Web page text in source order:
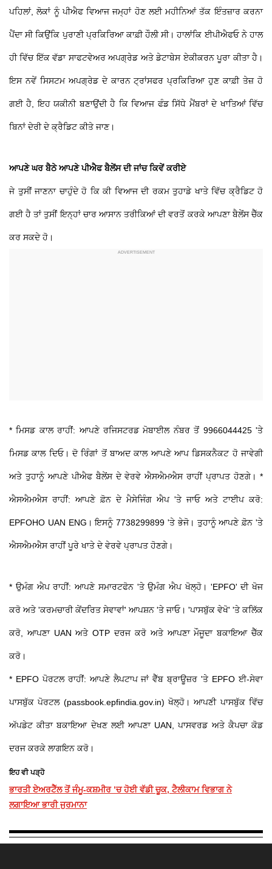
ਪਹਿਲਾਂ, ਲੋਕਾਂ ਨੂੰ ਪੀਐਫ ਵਿਆਜ ਜਮ੍ਹਾਂ ਹੋਣ ਲਈ ਮਹੀਨਿਆਂ ਤੱਕ ਇੰਤਜ਼ਾਰ ਕਰਨਾ
ਪੈਂਦਾ ਸੀ ਕਿਉਂਕਿ ਪੁਰਾਣੀ ਪ੍ਰਕਿਰਿਆ ਕਾਫ਼ੀ ਹੌਲੀ ਸੀ। ਹਾਲਾਂਕਿ ਈਪੀਐਫਓ ਨੇ ਹਾਲ
ਹੀ ਵਿੱਚ ਇੱਕ ਵੱਡਾ ਸਾਫਟਵੇਅਰ ਅਪਗ੍ਰੇਡ ਅਤੇ ਡੇਟਾਬੇਸ ਏਕੀਕਰਨ ਪੂਰਾ ਕੀਤਾ ਹੈ।
ਇਸ ਨਵੇਂ ਸਿਸਟਮ ਅਪਗ੍ਰੇਡ ਦੇ ਕਾਰਨ ਟ੍ਰਾਂਸਫਰ ਪ੍ਰਕਿਰਿਆ ਹੁਣ ਕਾਫ਼ੀ ਤੇਜ਼ ਹੋ
ਗਈ ਹੈ, ਇਹ ਯਕੀਨੀ ਬਣਾਉਂਦੀ ਹੈ ਕਿ ਵਿਆਜ ਫੰਡ ਸਿੱਧੇ ਮੈਂਬਰਾਂ ਦੇ ਖਾਤਿਆਂ ਵਿੱਚ
ਬਿਨਾਂ ਦੇਰੀ ਦੇ ਕ੍ਰੈਡਿਟ ਕੀਤੇ ਜਾਣ।
ਆਪਣੇ ਘਰ ਬੈਠੇ ਆਪਣੇ ਪੀਐਫ ਬੈਲੇਂਸ ਦੀ ਜਾਂਚ ਕਿਵੇਂ ਕਰੀਏ
ਜੇ ਤੁਸੀਂ ਜਾਣਨਾ ਚਾਹੁੰਦੇ ਹੋ ਕਿ ਕੀ ਵਿਆਜ ਦੀ ਰਕਮ ਤੁਹਾਡੇ ਖਾਤੇ ਵਿੱਚ ਕ੍ਰੈਡਿਟ ਹੋ
ਗਈ ਹੈ ਤਾਂ ਤੁਸੀਂ ਇਨ੍ਹਾਂ ਚਾਰ ਆਸਾਨ ਤਰੀਕਿਆਂ ਦੀ ਵਰਤੋਂ ਕਰਕੇ ਆਪਣਾ ਬੈਲੇਂਸ ਚੈੱਕ
ਕਰ ਸਕਦੇ ਹੋ।
* ਮਿਸਡ ਕਾਲ ਰਾਹੀਂ: ਆਪਣੇ ਰਜਿਸਟਰਡ ਮੋਬਾਈਲ ਨੰਬਰ ਤੋਂ9966044425'ਤੇ
ਮਿਸਡ ਕਾਲ ਦਿਓ। ਦੋ ਰਿੰਗਾਂ ਤੋਂ ਬਾਅਦ ਕਾਲ ਆਪਣੇ ਆਪ ਡਿਸਕਨੈਕਟ ਹੋ ਜਾਵੇਗੀ
ਅਤੇ ਤੁਹਾਨੂੰ ਆਪਣੇ ਪੀਐਫ ਬੈਲੇਂਸ ਦੇ ਵੇਰਵੇ ਐਸਐਮਐਸ ਰਾਹੀਂ ਪ੍ਰਾਪਤ ਹੋਣਗੇ। *
ਐਸਐਮਐਸ ਰਾਹੀਂ: ਆਪਣੇ ਫ਼ੋਨ ਦੇ ਮੈਸੇਜਿੰਗ ਐਪ 'ਤੇ ਜਾਓ ਅਤੇ ਟਾਈਪ ਕਰੋ:
EPFOHO UAN ENG। ਇਸਨੂੰ 7738299899 'ਤੇ ਭੇਜੋ। ਤੁਹਾਨੂੰ ਆਪਣੇ ਫ਼ੋਨ 'ਤੇ
ਐਸਐਮਐਸ ਰਾਹੀਂ ਪੂਰੇ ਖਾਤੇ ਦੇ ਵੇਰਵੇ ਪ੍ਰਾਪਤ ਹੋਣਗੇ।
* ਉਮੰਗ ਐਪ ਰਾਹੀਂ: ਆਪਣੇ ਸਮਾਰਟਫੋਨ 'ਤੇ ਉਮੰਗ ਐਪ ਖੋਲ੍ਹੋ। 'EPFO' ਦੀ ਖੋਜ
ਕਰੋ ਅਤੇ 'ਕਰਮਚਾਰੀ ਕੇਂਦਰਿਤ ਸੇਵਾਵਾਂ' ਆਪਸ਼ਨ 'ਤੇ ਜਾਓ। 'ਪਾਸਬੁੱਕ ਵੇਖੋ' 'ਤੇ ਕਲਿੱਕ
ਕਰੋ, ਆਪਣਾ UAN ਅਤੇ OTP ਦਰਜ ਕਰੋ ਅਤੇ ਆਪਣਾ ਮੌਜੂਦਾ ਬਕਾਇਆ ਚੈੱਕ
ਕਰੋ।
* EPFO ​​ਪੋਰਟਲ ਰਾਹੀਂ: ਆਪਣੇ ਲੈਪਟਾਪ ਜਾਂ ਵੈੱਬ ਬ੍ਰਾਊਜ਼ਰ 'ਤੇ EPFO ​​ਈ-ਸੇਵਾ
ਪਾਸਬੁੱਕ ਪੋਰਟਲ (passbook.epfindia.gov.in) ਖੋਲ੍ਹੋ। ਆਪਣੀ ਪਾਸਬੁੱਕ ਵਿੱਚ
ਅੱਪਡੇਟ ਕੀਤਾ ਬਕਾਇਆ ਦੇਖਣ ਲਈ ਆਪਣਾ UAN, ਪਾਸਵਰਡ ਅਤੇ ਕੈਪਚਾ ਕੋਡ
ਦਰਜ ਕਰਕੇ ਲਾਗਇਨ ਕਰੋ।
ਇਹ ਵੀ ਪੜ੍ਹੋ
ਭਾਰਤੀ ਏਅਰਟੈੱਲ ਤੋਂ ਜੰਮੂ-ਕਸ਼ਮੀਰ ’ਚ ਹੋਈ ਵੱਡੀ ਚੂਕ, ਟੈਲੀਕਾਮ ਵਿਭਾਗ ਨੇ
ਲਗਾਇਆ ਭਾਰੀ ਜੁਰਮਾਨਾ